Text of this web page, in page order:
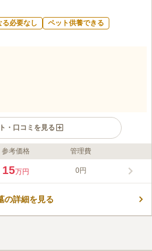
る必要なし
ペット供養できる
・口コミを見る
高崎市にある中居共同墓地の中にありま
ペット共葬も可能ですので、ペットと一緒
りません。
参考価格 管理費
15万円 0円
の詳細を見る